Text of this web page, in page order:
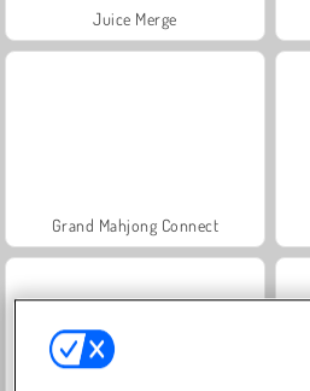
Juice Merge
Grand Mahjong Connect